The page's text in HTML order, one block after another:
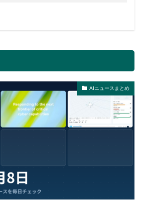
AIニュースまとめ